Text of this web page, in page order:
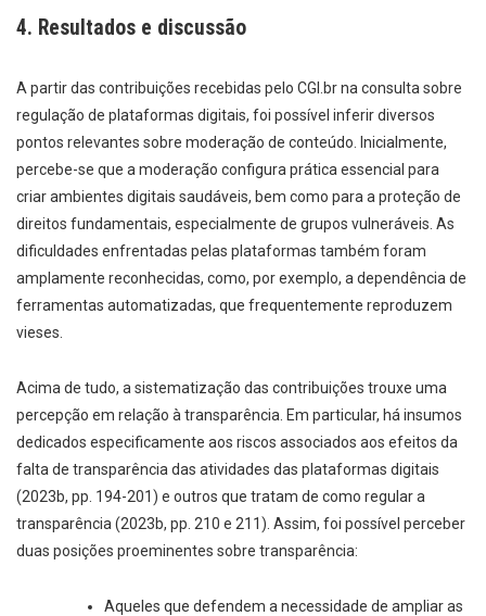
4. Resultados e discussão
A partir das contribuições recebidas pelo CGI.br na consulta sobre
regulação de plataformas digitais, foi possível inferir diversos
pontos relevantes sobre moderação de conteúdo. Inicialmente,
percebe-se que a moderação configura prática essencial para
criar ambientes digitais saudáveis, bem como para a proteção de
direitos fundamentais, especialmente de grupos vulneráveis. As
dificuldades enfrentadas pelas plataformas também foram
amplamente reconhecidas, como, por exemplo, a dependência de
ferramentas automatizadas, que frequentemente reproduzem
vieses.
Acima de tudo, a sistematização das contribuições trouxe uma
percepção em relação à transparência. Em particular, há insumos
dedicados especificamente aos riscos associados aos efeitos da
falta de transparência das atividades das plataformas digitais
(2023b, pp. 194-201) e outros que tratam de como regular a
transparência (2023b, pp. 210 e 211). Assim, foi possível perceber
duas posições proeminentes sobre transparência:
Aqueles que defendem a necessidade de ampliar as